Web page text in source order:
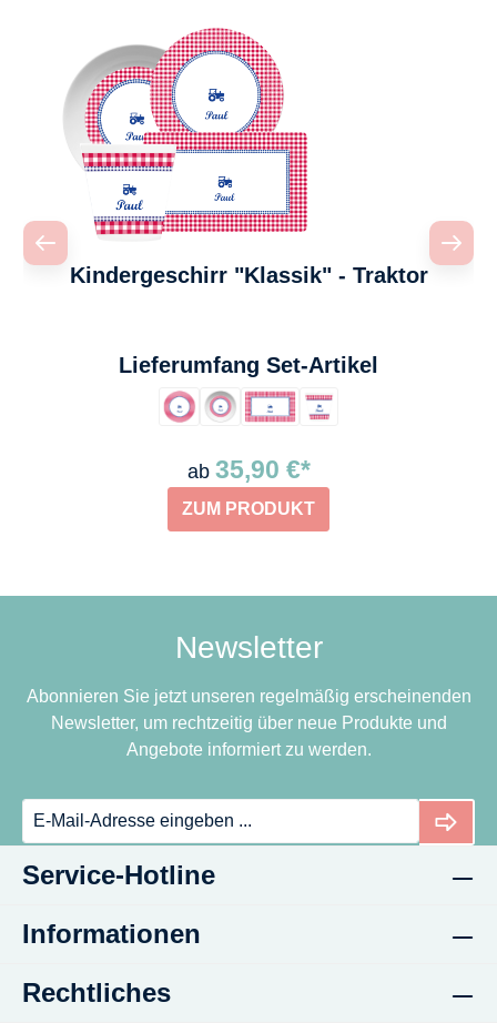
Kindergeschirr "Klassik" - Traktor
Lieferumfang Set-Artikel
ab 35,90 €*
ZUM PRODUKT
Newsletter
Abonnieren Sie jetzt unseren regelmäßig erscheinenden
Newsletter, um rechtzeitig über neue Produkte und
Angebote informiert zu werden.
Service-Hotline
Informationen
Rechtliches